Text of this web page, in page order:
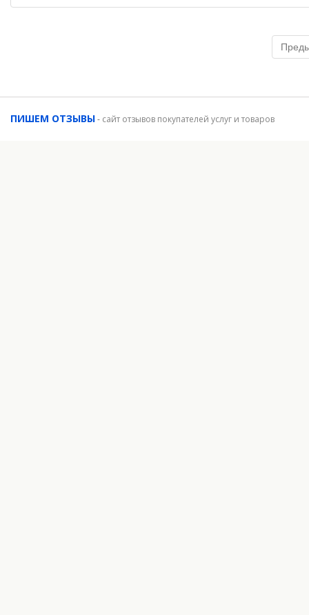
ПИШЕМ ОТЗЫВЫ- сайт отзывов покупателей услуг и товаров